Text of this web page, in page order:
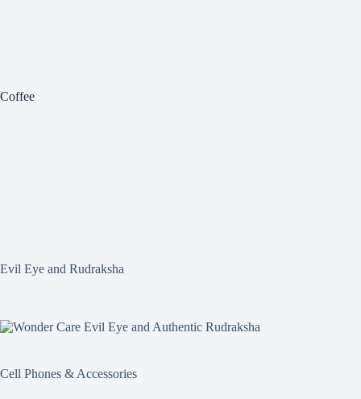
Coffee
Evil Eye and Rudraksha
Cell Phones & Accessories